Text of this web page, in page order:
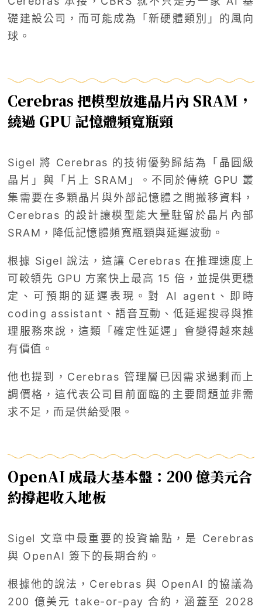
礎建設公司，而可能成為「新硬體類別」的風向
球。
Cerebras 把模型放進晶片內 SRAM，
繞過 GPU 記憶體頻寬瓶頸
Sigel 將 Cerebras 的技術優勢歸結為「晶圓級
晶片」與「片上 SRAM」。不同於傳統 GPU 叢
集需要在多顆晶片與外部記憶體之間搬移資料，
Cerebras 的設計讓模型能大量駐留於晶片內部
SRAM，降低記憶體頻寬瓶頸與延遲波動。
根據 Sigel 說法，這讓 Cerebras 在推理速度上
可較領先 GPU 方案快上最高 15 倍，並提供更穩
定、可預期的延遲表現。對 AI agent、即時
coding assistant、語音互動、低延遲搜尋與推
理服務來說，這類「確定性延遲」會變得越來越
有價值。
他也提到，Cerebras 管理層已因需求過剩而上
調價格，這代表公司目前面臨的主要問題並非需
求不足，而是供給受限。
OpenAI 成最大基本盤：200 億美元合
約撐起收入地板
Sigel 文章中最重要的投資論點，是 Cerebras
與 OpenAI 簽下的長期合約。
根據他的說法，Cerebras 與 OpenAI 的協議為
200 億美元 take-or-pay 合約，涵蓋至 2028